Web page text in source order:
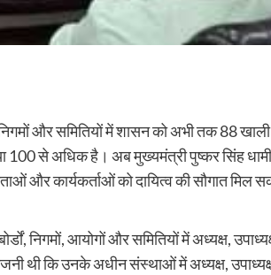
और समितियों में शासन को अभी तक 88 खाली
से अधिक है। अब मुख्यमंत्री पुष्कर सिंह
और कार्यकर्ताओं को दायित्व की सौगात मिल
निगमों, आयोगों और समितियों में अध्यक्ष,
भेजनी थी कि उनके अधीन संस्थाओं में अध्यक्ष,